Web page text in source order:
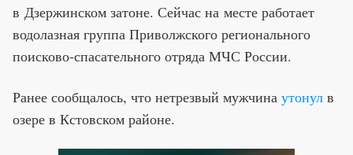
в Дзержинском затоне. Сейчас на месте работает
водолазная группа Приволжского регионального
поисково-спасательного отряда МЧС России.
Ранее сообщалось, что нетрезвый мужчина утонул в
озере в Кстовском районе.